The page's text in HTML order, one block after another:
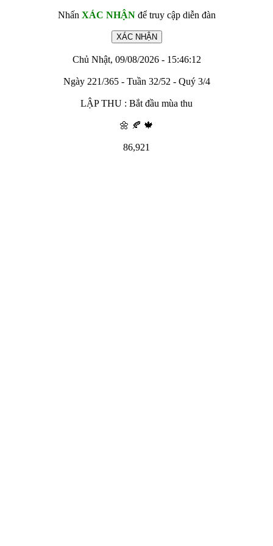
Nhấn XÁC NHẬNđể truy cập diễn đàn
Chủ Nhật, 09/08/2026 - 15:46:12
Ngày 221/365 - Tuần 32/52 - Quý 3/4
LẬP THU : Bắt đầu mùa thu
🌼 🍂 🍁
86,921